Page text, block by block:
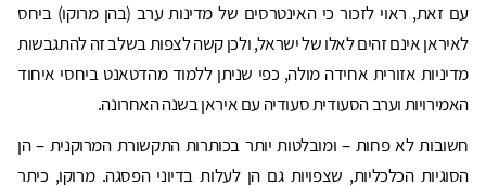
עם זאת, ראוי לזכור כי האינטרסים של מדינות ערב (בהן מרוקו) ביחס
לאיראן אינם זהים לאלו של ישראל, ולכן קשה לצפות בשלב זה להתגבשות
מדיניות אזורית אחידה מולה, כפי שניתן ללמוד מהדטאנט ביחסי איחוד
האמירויות וערב הסעודית סעודיה עם איראן בשנה האחרונה.
חשובות לא פחות – ומובלטות יותר בכותרות התקשורת המרוקנית – הן
הסוגיות הכלכליות, שצפויות גם הן לעלות בדיוני הפסגה. מרוקו, כיתר